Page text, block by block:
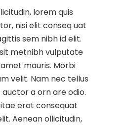
lorem quis
nisi elit conseq uat
sem nibh id elit.
sit metnibh vulputate
mauris. Morbi
velit. Nam nec tellus
a orn are odio.
erat consequat
Aenean ollicitudin,